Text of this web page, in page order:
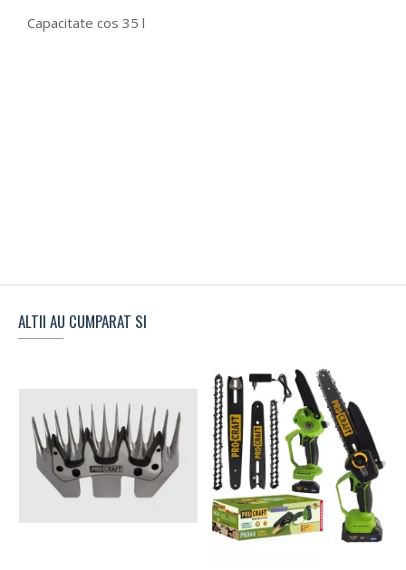
Capacitate cos 35 l
ALTII AU CUMPARAT SI